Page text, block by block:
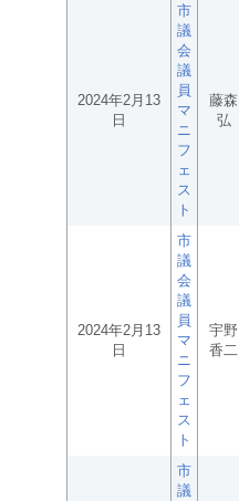
2024年2月13
日
市
議
会
議
員
マ
ニ
フ
ェ
ス
ト
藤森
弘
2024年2月13
日
市
議
会
議
員
マ
ニ
フ
ェ
ス
ト
宇野
香二
市
議